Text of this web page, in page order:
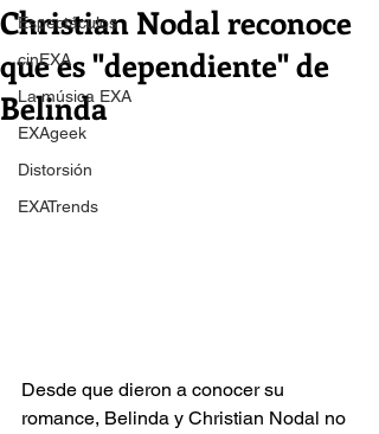
Espectáculos
cinEXA
La música EXA
EXAgeek
Distorsión
EXATrends
Christian Nodal reconoce
que es "dependiente" de
Belinda
Desde que dieron a conocer su
romance, Belinda y Christian Nodal no